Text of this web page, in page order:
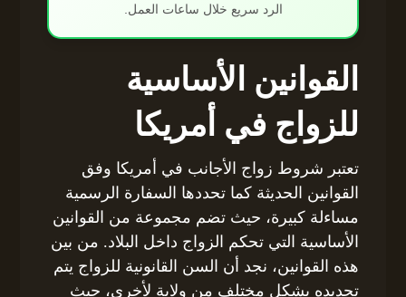
الرد سريع خلال ساعات العمل.
القوانين الأساسية
للزواج في أمريكا
تعتبر شروط زواج الأجانب في أمريكا وفق
القوانين الحديثة كما تحددها السفارة الرسمية
مساءلة كبيرة، حيث تضم مجموعة من القوانين
الأساسية التي تحكم الزواج داخل البلاد. من بين
هذه القوانين، نجد أن السن القانونية للزواج يتم
تحديده بشكل مختلف من ولاية لأخرى، حيث